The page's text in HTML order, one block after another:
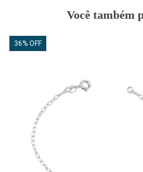
Você também
36% OFF